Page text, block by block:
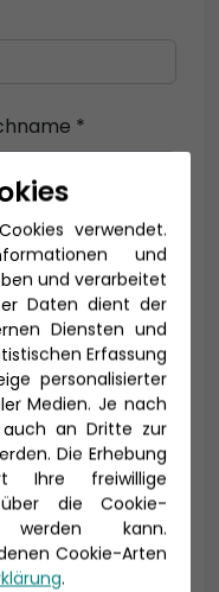
*
verwendet.
und
und verarbeitet
Daten dient der
Diensten und
Erfassung
personalisierter
Medien. Je nach
auch an Dritte zur
Die Erhebung
Ihre freiwillige
die Cookie-
werden kann.
Cookie-Arten
.